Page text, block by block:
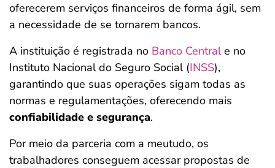
oferecerem serviços financeiros de forma ágil, sem
a necessidade de se tornarem bancos.
A instituição é registrada no Banco Centrale no
Instituto Nacional do Seguro Social (INSS),
garantindo que suas operações sigam todas as
normas e regulamentações, oferecendo mais
confiabilidade e segurança.
Por meio da parceria com a meutudo, os
trabalhadores conseguem acessar propostas de